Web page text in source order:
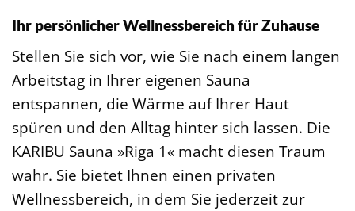
Ihr persönlicher Wellnessbereich für Zuhause
Stellen Sie sich vor, wie Sie nach einem langen
Arbeitstag in Ihrer eigenen Sauna
entspannen, die Wärme auf Ihrer Haut
spüren und den Alltag hinter sich lassen. Die
KARIBU Sauna »Riga 1« macht diesen Traum
wahr. Sie bietet Ihnen einen privaten
Wellnessbereich, in dem Sie jederzeit zur